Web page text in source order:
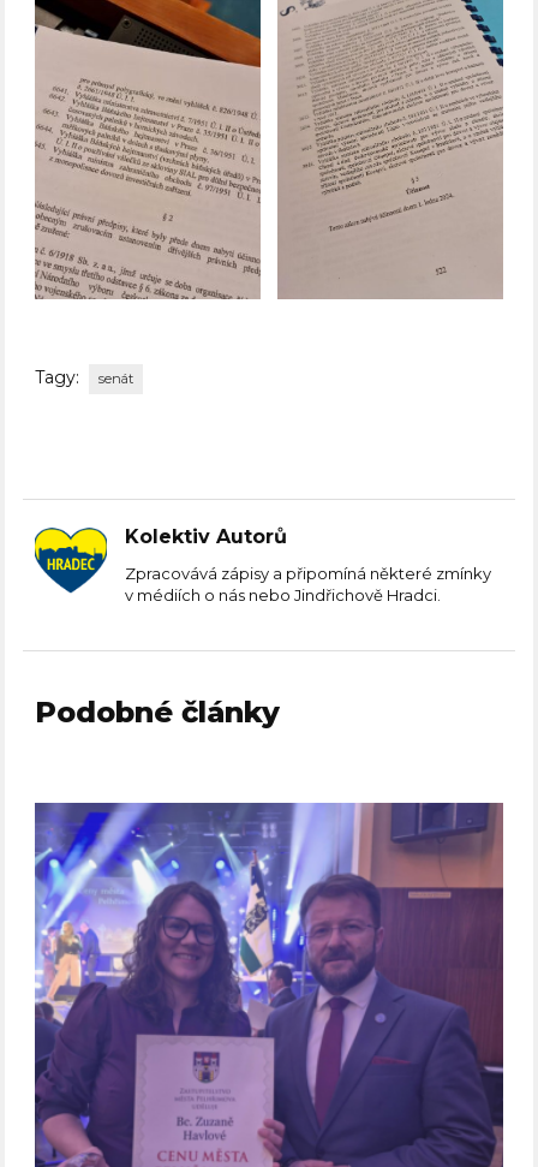
Tagy: senát
Kolektiv Autorů
Zpracovává zápisy a připomíná některé zmínky
v médiích o nás nebo Jindřichově Hradci.
Podobné články